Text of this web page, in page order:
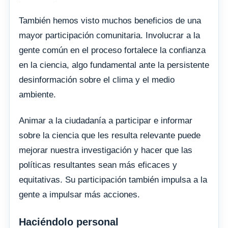
También hemos visto muchos beneficios de una
mayor participación comunitaria. Involucrar a la
gente común en el proceso fortalece la confianza
en la ciencia, algo fundamental ante la persistente
desinformación sobre el clima y el medio
ambiente.
Animar a la ciudadanía a participar e informar
sobre la ciencia que les resulta relevante puede
mejorar nuestra investigación y hacer que las
políticas resultantes sean más eficaces y
equitativas. Su participación también impulsa a la
gente a impulsar más acciones.
Haciéndolo personal